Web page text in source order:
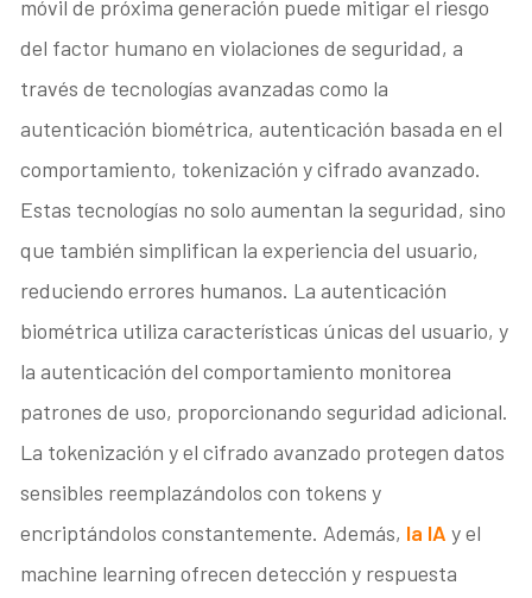
móvil de próxima generación puede mitigar el riesgo
del factor humano en violaciones de seguridad, a
través de tecnologías avanzadas como la
autenticación biométrica, autenticación basada en el
comportamiento, tokenización y cifrado avanzado.
Estas tecnologías no solo aumentan la seguridad, sino
que también simplifican la experiencia del usuario,
reduciendo errores humanos. La autenticación
biométrica utiliza características únicas del usuario, y
la autenticación del comportamiento monitorea
patrones de uso, proporcionando seguridad adicional.
La tokenización y el cifrado avanzado protegen datos
sensibles reemplazándolos con tokens y
encriptándolos constantemente. Además, la IA y el
machine learning ofrecen detección y respuesta